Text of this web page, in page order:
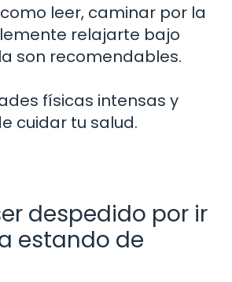
leer, caminar por la
relajarte bajo
son recomendables.
físicas intensas y
cuidar tu salud.
despedido por ir
estando de